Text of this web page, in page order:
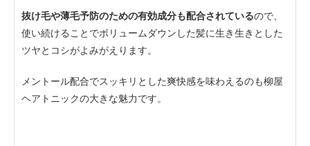
抜け毛や薄毛予防のための有効成分も配合されているので、
使い続けることでボリュームダウンした髪に生き生きとした
ツヤとコシがよみがえります。
メントール配合でスッキリとした爽快感を味わえるのも柳屋
ヘアトニックの大きな魅力です。